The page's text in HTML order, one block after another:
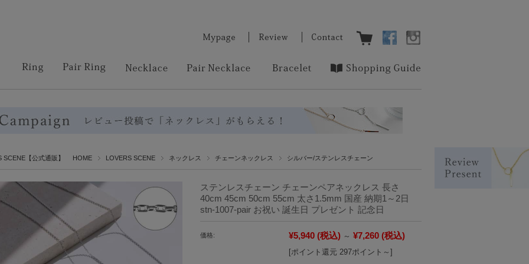
SCENE【公式通販】 HOME LOVERS SCENE ネックレス チェーンネックレス シルバー/ステンレスチェーン
ステンレスチェーン チェーンペアネックレス 長さ
40cm 45cm 50cm 55cm 太さ1.5mm 国産 納期1～2日
stn-1007-pair お祝い 誕生日 プレゼント 記念日
価格: ¥5,940 (税込) ～ ¥7,260 (税込)
[ポイント還元 297ポイント～]